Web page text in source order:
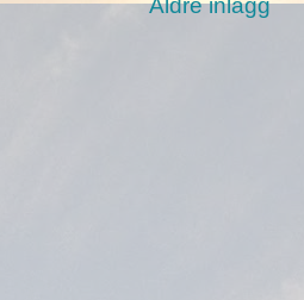
Äldre inlägg